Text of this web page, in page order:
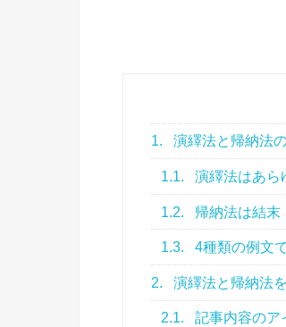
1. 演繹法と帰納法
1.1. 演繹法はあら
1.2. 帰納法は結末
1.3. 4種類の例文
2. 演繹法と帰納法
2.1. 記事内容のア